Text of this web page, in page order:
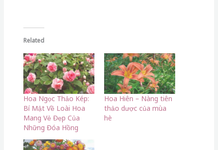
Related
Hoa Ngọc Thảo Kép:
Bí Mật Về Loài Hoa
Mang Vẻ Đẹp Của
Những Đóa Hồng
Hoa Hiên – Nàng tiên
thảo dược của mùa
hè